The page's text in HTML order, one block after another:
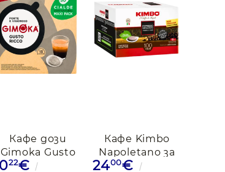
Кафе дози
Gimoka Gusto
Ricco подове
22€
Кафе Kimbo
Napoletano за
хартиена доза
2400€